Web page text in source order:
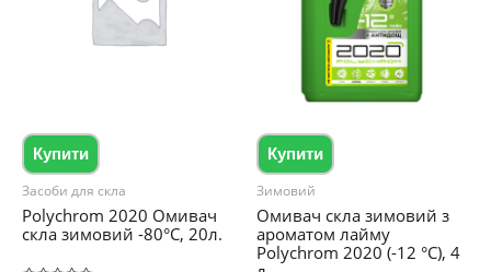
Купити
Засоби для скла
Polychrom 2020 Омивач
скла зимовий -80°C, 20л.
Купити
Зимовий
Омивач скла зимовий з
ароматом лайму
Polychrom 2020 (-12 °C), 4